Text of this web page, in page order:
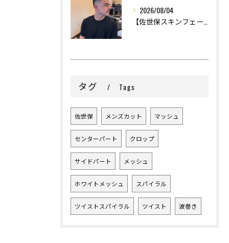
2026/08/04
タグ Tags
佐世保 メンズカット マッシュ
センターパート クロップ
サイドパート メッシュ
ホワイトメッシュ スパイラル
ツイストスパイラル ツイスト 波巻き